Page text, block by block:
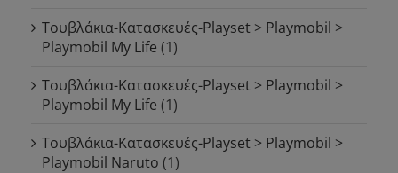
Τουβλάκια-Κατασκευές-Playset > Playmobil >
Playmobil My Life (1)
Τουβλάκια-Κατασκευές-Playset > Playmobil >
Playmobil My Life (1)
Τουβλάκια-Κατασκευές-Playset > Playmobil >
Playmobil Naruto (1)